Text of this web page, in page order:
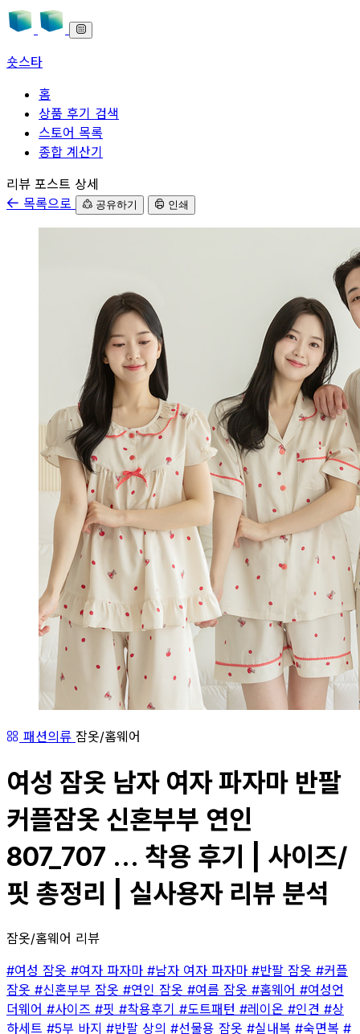
숏스타
홈
상품 후기 검색
스토어 목록
종합 계산기
본문으로 바로가기
리뷰 포스트 상세
목록으로
공유하기 인쇄
패션의류 잠옷/홈웨어
여성 잠옷 남자 여자 파자마 반팔
커플잠옷 신혼부부 연인
807_707 ... 착용 후기 | 사이즈/
핏 총정리 | 실사용자 리뷰 분석
잠옷/홈웨어 리뷰
#여성 잠옷 #여자 파자마 #남자 여자 파자마 #반팔 잠옷 #커플
잠옷 #신혼부부 잠옷 #연인 잠옷 #여름 잠옷 #홈웨어 #여성언
더웨어 #사이즈 #핏 #착용후기 #도트패턴 #레이온 #인견 #상
하세트 #5부 바지 #반팔 상의 #선물용 잠옷 #실내복 #숙면복 #